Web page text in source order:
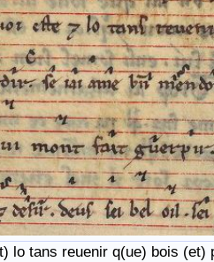
lo tans reuenir q(ue) bois (et)